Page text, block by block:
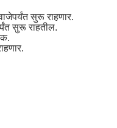
सुरू राहणार.
सुरू राहतील.